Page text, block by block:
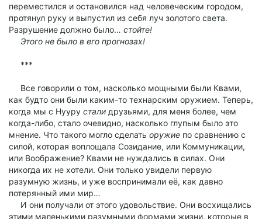
переместился и остановился над человеческим городом,
протянул руку и выпустил из себя луч золотого света.
Разрушение должно было… стойте!
Этого не было в его прогнозах!
***
Все говорили о том, насколько мощными были Квами,
как будто они были каким-то технарским оружием. Теперь,
когда мы с Нууру стали друзьями, для меня более, чем
когда-либо, стало очевидно, насколько глупым было это
мнение. Что такого могло сделать оружие по сравнению с
силой, которая воплощала Созидание, или Коммуникации,
или Воображение? Квами не нуждались в силах. Они
никогда их не хотели. Они только увидели первую
разумную жизнь, и уже воспринимали её, как давно
потерянный ими мир…
И они получали от этого удовольствие. Они восхищались
этими маленькими разумными формами жизни, которые в